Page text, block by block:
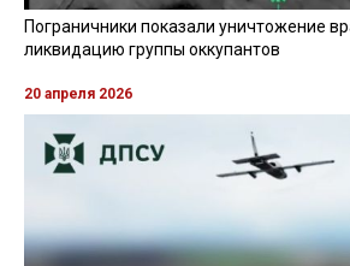
Пограничники показали уничтожение
ликвидацию группы оккупантов
20 апреля 2026